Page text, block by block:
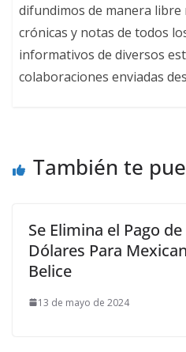
difundimos de manera
crónicas y notas de todos
informativos de diversos
colaboraciones enviadas
También te
Se Elimina el Pago
Dólares Para
Belice
13 de mayo de 2024